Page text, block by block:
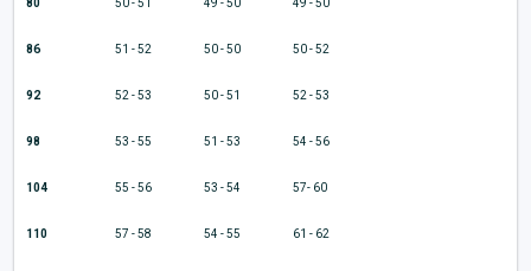
86 51 - 52 50 - 50 50 - 52
92 52 - 53 50 - 51 52 - 53
98 53 - 55 51 - 53 54 - 56
104 55 - 56 53 - 54 57- 60
110 57 - 58 54 - 55 61 - 62